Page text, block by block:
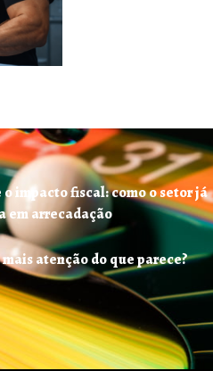
impacto fiscal: como o setor já
em arrecadação
atenção do que parece?